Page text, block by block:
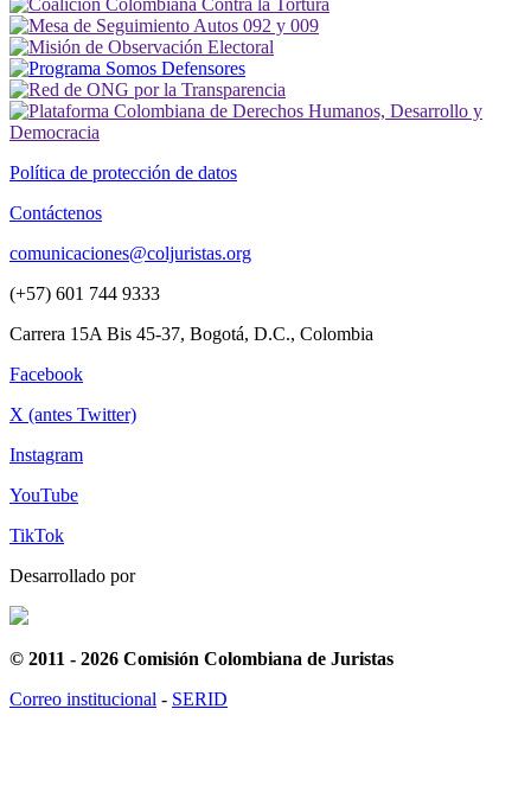
Política de protección de datos
Contáctenos
comunicaciones@coljuristas.org
(+57) 601 744 9333
Carrera 15A Bis 45-37, Bogotá, D.C., Colombia
Facebook
X (antes Twitter)
Instagram
YouTube
TikTok
Desarrollado por
© 2011 - 2026 Comisión Colombiana de Juristas
Correo institucional - SERID